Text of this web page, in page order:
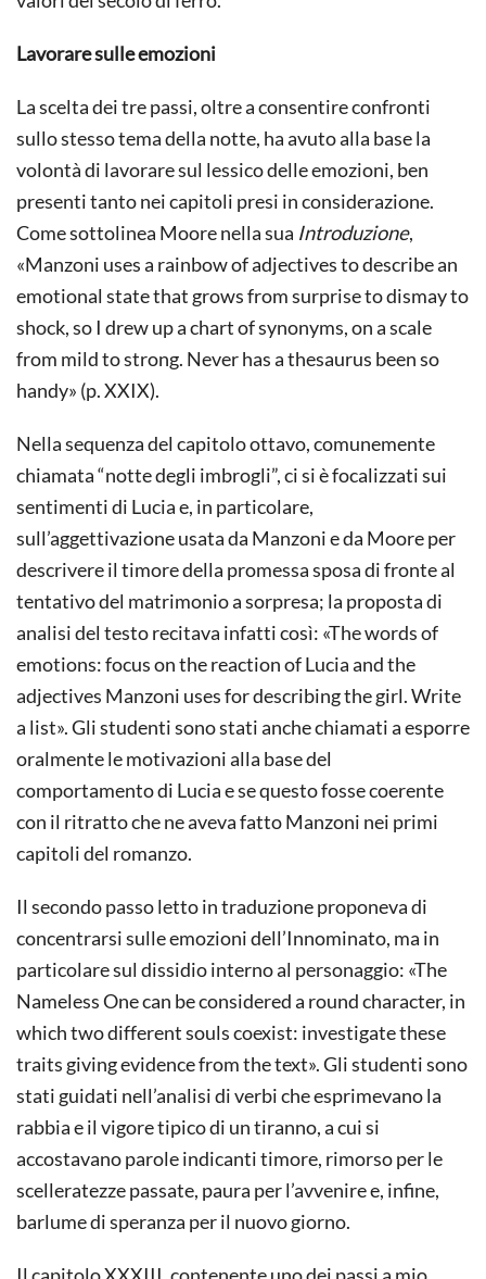
Lavorare sulle emozioni
La scelta dei tre passi, oltre a consentire confronti
sullo stesso tema della notte, ha avuto alla base la
volontà di lavorare sul lessico delle emozioni, ben
presenti tanto nei capitoli presi in considerazione.
Come sottolinea Moore nella sua Introduzione,
«Manzoni uses a rainbow of adjectives to describe an
emotional state that grows from surprise to dismay to
shock, so I drew up a chart of synonyms, on a scale
from mild to strong. Never has a thesaurus been so
handy» (p. XXIX).
Nella sequenza del capitolo ottavo, comunemente
chiamata “notte degli imbrogli”, ci si è focalizzati sui
sentimenti di Lucia e, in particolare,
sull’aggettivazione usata da Manzoni e da Moore per
descrivere il timore della promessa sposa di fronte al
tentativo del matrimonio a sorpresa; la proposta di
analisi del testo recitava infatti così: «The words of
emotions: focus on the reaction of Lucia and the
adjectives Manzoni uses for describing the girl. Write
a list». Gli studenti sono stati anche chiamati a esporre
oralmente le motivazioni alla base del
comportamento di Lucia e se questo fosse coerente
con il ritratto che ne aveva fatto Manzoni nei primi
capitoli del romanzo.
Il secondo passo letto in traduzione proponeva di
concentrarsi sulle emozioni dell’Innominato, ma in
particolare sul dissidio interno al personaggio: «The
Nameless One can be considered a round character, in
which two different souls coexist: investigate these
traits giving evidence from the text». Gli studenti sono
stati guidati nell’analisi di verbi che esprimevano la
rabbia e il vigore tipico di un tiranno, a cui si
accostavano parole indicanti timore, rimorso per le
scelleratezze passate, paura per l’avvenire e, infine,
barlume di speranza per il nuovo giorno.